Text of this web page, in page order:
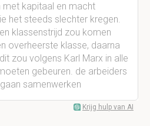
met kapitaal en macht
het steeds slechter kregen.
klassenstrijd zou komen
overheerste klasse, daarna
zou volgens Karl Marx in alle
gebeuren. de arbeiders
samenwerken
Krijg hulp van AI